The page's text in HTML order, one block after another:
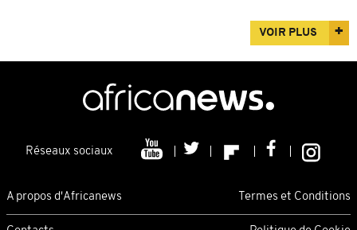
VOIR PLUS
Réseaux sociaux
A propos d'Africanews Termes et Conditions